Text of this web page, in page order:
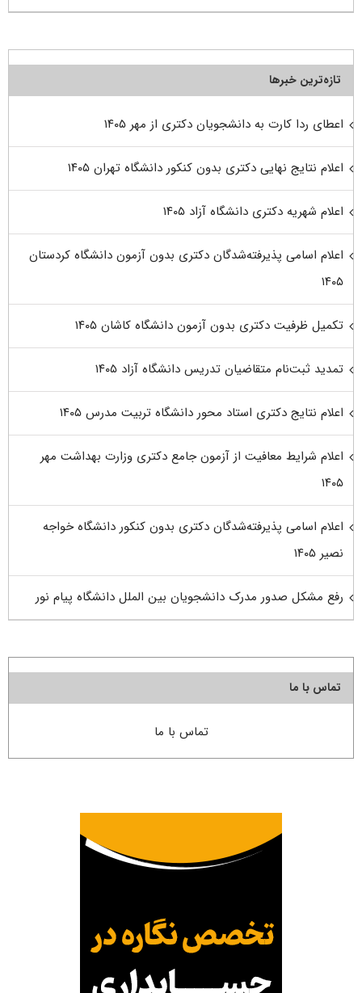
تازه‌ترین خبرها
اعطای ردا کارت به دانشجویان دکتری از مهر ۱۴۰۵
اعلام نتایج نهایی دکتری بدون کنکور دانشگاه تهران ۱۴۰۵
اعلام شهریه دکتری دانشگاه آزاد ۱۴۰۵
اعلام اسامی پذیرفته‌شدگان دکتری بدون آزمون دانشگاه کردستان
۱۴۰۵
تکمیل ظرفیت دکتری بدون آزمون دانشگاه کاشان ۱۴۰۵
تمدید ثبت‌نام متقاضیان تدریس دانشگاه آزاد ۱۴۰۵
اعلام نتایج دکتری استاد محور دانشگاه تربیت مدرس ۱۴۰۵
اعلام شرایط معافیت از آزمون جامع دکتری وزارت بهداشت مهر
۱۴۰۵
اعلام اسامی پذیرفته‌شدگان دکتری بدون کنکور دانشگاه خواجه
نصیر ۱۴۰۵
رفع مشکل صدور مدرک دانشجویان بین الملل دانشگاه پیام نور
تماس با ما
تماس با ما